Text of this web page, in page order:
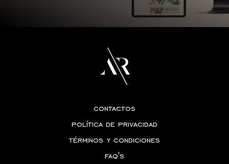
contactos
política de privacidad
términos y condiciones
faq's